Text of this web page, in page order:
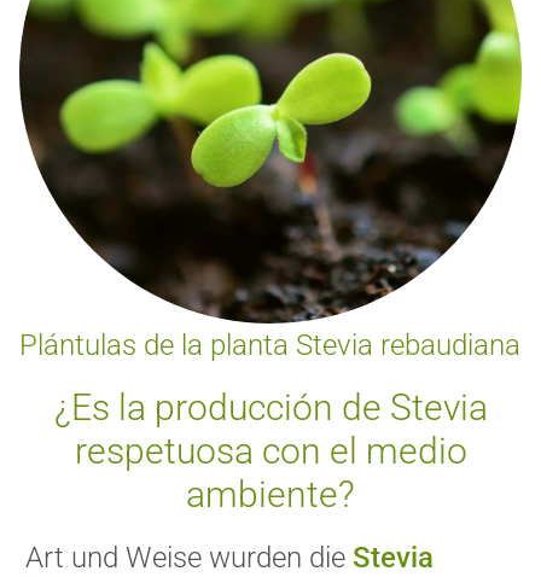
Plántulas de la planta Stevia rebaudiana
¿Es la producción de Stevia
respetuosa con el medio
ambiente?
Art und Weise wurden die Stevia